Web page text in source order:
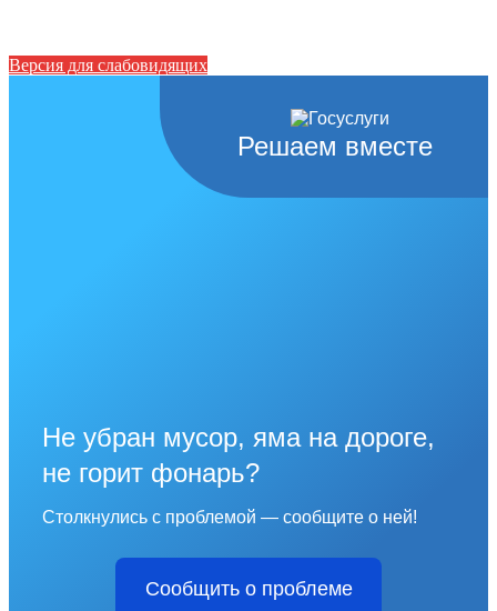
Версия для слабовидящих
Решаем вместе
Не убран мусор, яма на дороге,
не горит фонарь?
Столкнулись с проблемой — сообщите о ней!
Сообщить о проблеме